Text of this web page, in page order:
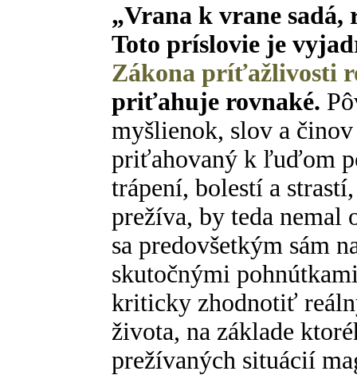
„Vrana k vrane
Toto príslovie je
Zákona príťažlivosti
priťahuje rovnaké.
myšlienok, slov a
priťahovaný k ľuďom
trápení, bolestí a
prežíva, by teda
sa predovšetkým sám
skutočnými
kriticky zhodnotiť
života, na základe
prežívaných situácií